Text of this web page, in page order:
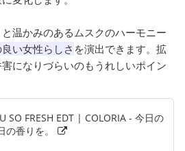
温かみのあるムスクのハーモニー
い女性らしさ を演出できます。拡
になりづらいのもうれしいポイン
SO FRESH EDT | COLORIA - 今日の
の香りを。